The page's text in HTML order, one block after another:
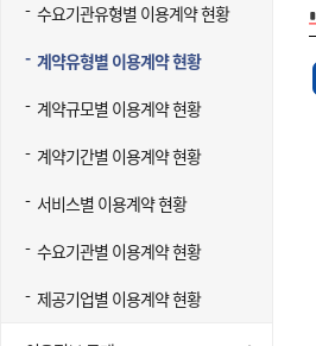
수요기관유형별 이용계약 현황
계약유형별 이용계약 현황
계약규모별 이용계약 현황
계약기간별 이용계약 현황
서비스별 이용계약 현황
수요기관별 이용계약 현황
제공기업별 이용계약 현황